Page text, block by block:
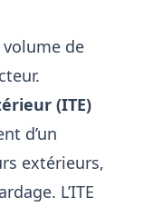
de
(ITE)
d’un
extérieurs,
L’ITE